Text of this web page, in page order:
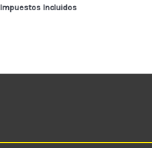
Impuestos Incluidos